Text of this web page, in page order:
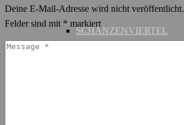
SCHANZENVIERTEL
Deine E-Mail-Adresse wird nicht veröffentlicht.
Felder sind mit * markiert